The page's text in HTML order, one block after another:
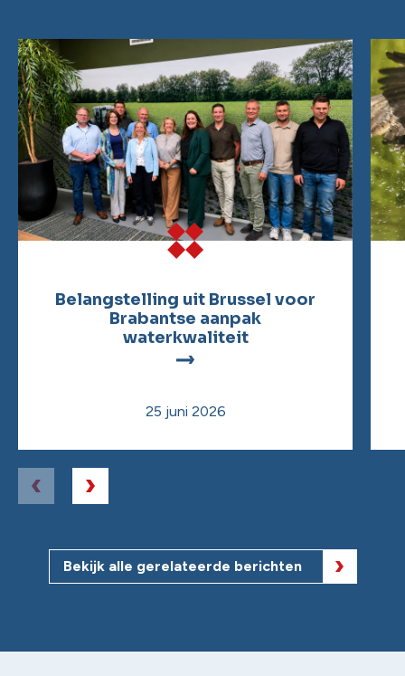
Belangstelling uit Brussel voor
Brabantse aanpak
waterkwaliteit
25 juni 2026
Bekijk alle gerelateerde berichten